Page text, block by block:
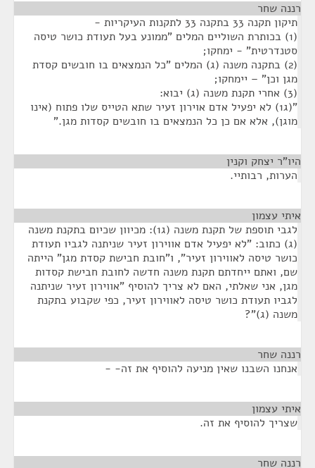
רננה שחר
תיקון תקנה 33 בתקנה 33 לתקנות העיקריות -
(1) בכותרת השוליים המלים "ממונע בעל תעודת כושר טיסה
סטנדרטית" - ימחקו;
(2) בתקנה משנה (ג) המלים "כל הנמצאים בו חובשים קסדת
מגן וכן" – יימחקו;
(3) אחרי תקנת משנה (ג) יבוא:
"(ג1) לא יפעיל אדם אוירון זעיר שתא הטייס שלו פתוח (אינו
מוגן), אלא אם כן כל הנמצאים בו חובשים קסדות מגן."
היו"ר יצחק וקנין
הערות, רבותיי.
איתי עצמון
לגבי תוספת של תקנת משנה (ג1): מכיוון שכיום בתקנת משנה
(ג) כתוב: "לא יפעיל אדם אווירון זעיר שניתנה לגביו תעודת
כושר טיסה לאווירון זעיר", ו"חובת חבישת קסדת מגן" הייתה
שם, ואתם ייחדתם תקנת משנה חדשה לחובת חבישת קסדות
מגן, אני שאלתי, האם לא צריך להוסיף "אווירון זעיר שניתנה
לגביו תעודת כושר טיסה לאווירון זעיר, כפי שקבוע בתקנת
משנה (ג)"?
רננה שחר
אנחנו השבנו שאין מניעה להוסיף את זה- -
איתי עצמון
שצריך להוסיף את זה.
רננה שחר